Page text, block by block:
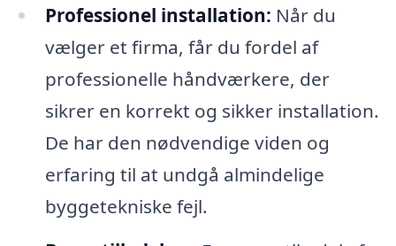
Professionel installation: Når du
vælger et firma, får du fordel af
professionelle håndværkere, der
sikrer en korrekt og sikker installation.
De har den nødvendige viden og
erfaring til at undgå almindelige
byggetekniske fejl.